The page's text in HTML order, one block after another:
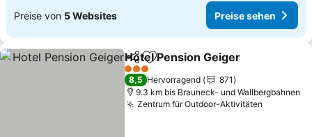
Preise von 5 Websites Preise sehen
TeilenZu Favoriten hinzufügen
Hotel Pension Geiger
3 Sterne
8,5 Hervorragend
871
9.3 km bis Brauneck- und Wallbergbahnen
Zentrum für Outdoor-Aktivitäten